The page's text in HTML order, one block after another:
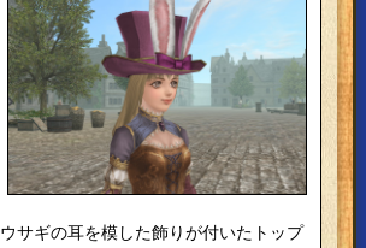
ウサギの耳を模した飾りが付いたトップ